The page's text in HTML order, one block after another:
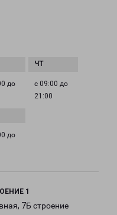
до
с 09:00 до
21:00
до
1
7Б строение